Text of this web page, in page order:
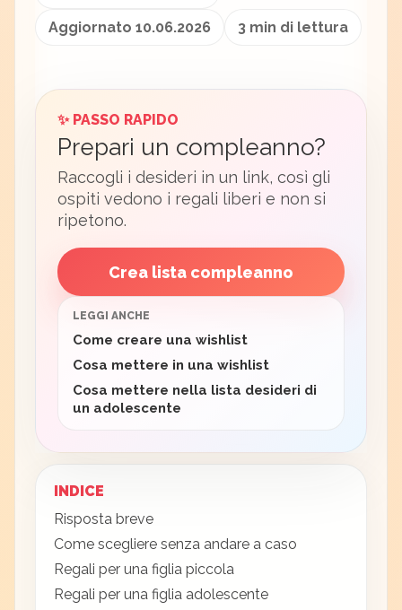
Aggiornato 10.06.2026 3 min di lettura
✨ PASSO RAPIDO
Prepari un compleanno?
Raccogli i desideri in un link, così gli
ospiti vedono i regali liberi e non si
ripetono.
Crea lista compleanno
LEGGI ANCHE
Come creare una wishlist
Cosa mettere in una wishlist
Cosa mettere nella lista desideri di
un adolescente
INDICE
Risposta breve
Come scegliere senza andare a caso
Regali per una figlia piccola
Regali per una figlia adolescente